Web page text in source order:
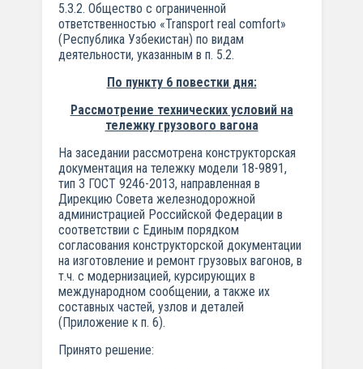
5.3.2. Общество с ограниченной
ответственностью «Transport real comfort»
(Республика Узбекистан) по видам
деятельности, указанным в п. 5.2.
По пункту 6 повестки дня:
Рассмотрение технических условий на
тележку грузового вагона
На заседании рассмотрена конструкторская
документация на тележку модели 18-9891,
тип 3 ГОСТ 9246-2013, направленная в
Дирекцию Совета железнодорожной
администрацией Российской Федерации в
соответствии с Единым порядком
согласования конструкторской документации
на изготовление и ремонт грузовых вагонов, в
т.ч. с модернизацией, курсирующих в
международном сообщении, а также их
составных частей, узлов и деталей
(Приложение к п. 6).
Принято решение: